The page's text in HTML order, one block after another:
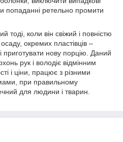
попаданні ретельно промити
тоді, коли він свіжий і повністю
окремих пластівців –
приготувати нову порцію. Даний
рук і володіє відмінним
і ціни, працює з різними
при правильному
для людини і тварин.